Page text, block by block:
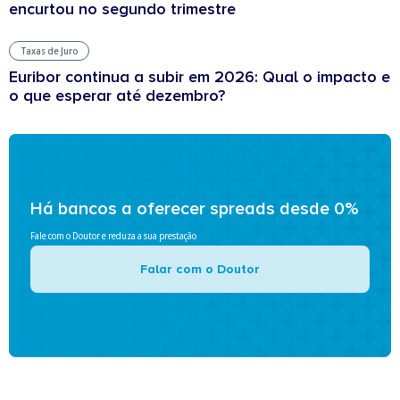
encurtou no segundo trimestre
Taxas de Juro
Euribor continua a subir em 2026: Qual o impacto e
o que esperar até dezembro?
Há bancos a oferecer spreads desde 0%
Fale com o Doutor e reduza a sua prestação
Falar com o Doutor